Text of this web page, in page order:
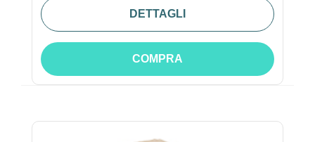
DETTAGLI
COMPRA